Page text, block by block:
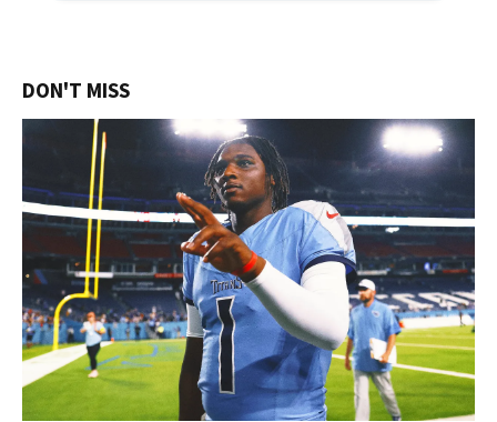
DON'T MISS